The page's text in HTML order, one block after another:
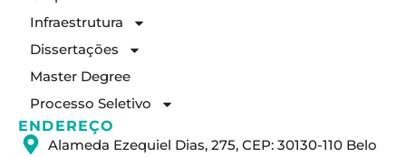
a
m
n
Infraestrutura
Dissertações
Master Degree
Processo Seletivo
ENDEREÇO
Alameda Ezequiel Dias, 275, CEP: 30130-110 Belo